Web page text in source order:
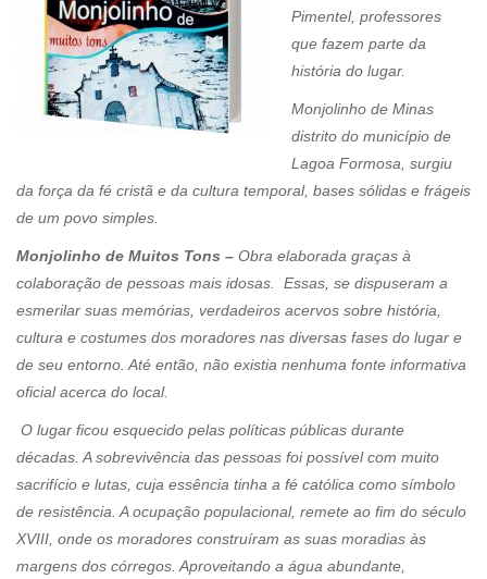
Pimentel, professores
que fazem parte da
história do lugar.
Monjolinho de Minas
distrito do município de
Lagoa Formosa, surgiu
da força da fé cristã e da cultura temporal, bases sólidas e frágeis
de um povo simples.
Monjolinho de Muitos Tons – Obra elaborada graças à
colaboração de pessoas mais idosas. Essas, se dispuseram a
esmerilar suas memórias, verdadeiros acervos sobre história,
cultura e costumes dos moradores nas diversas fases do lugar e
de seu entorno. Até então, não existia nenhuma fonte informativa
oficial acerca do local.
O lugar ficou esquecido pelas políticas públicas durante
décadas. A sobrevivência das pessoas foi possível com muito
sacrifício e lutas, cuja essência tinha a fé católica como símbolo
de resistência. A ocupação populacional, remete ao fim do século
XVIII, onde os moradores construíram as suas moradias às
margens dos córregos. Aproveitando a água abundante,